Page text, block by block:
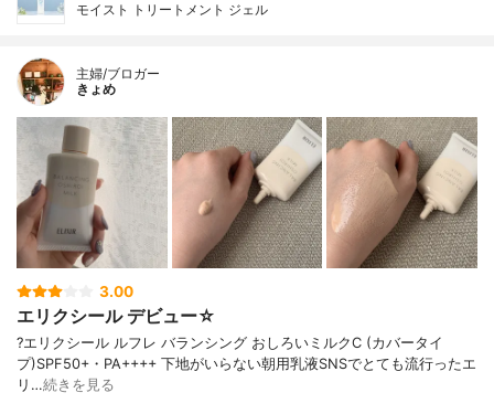
モイスト トリートメント ジェル
主婦/ブロガー
きょめ
3.00
エリクシール デビュー☆
?エリクシール ルフレ バランシング おしろいミルクC (カバータイ
プ)SPF50+・PA++++ 下地がいらない朝用乳液SNSでとても流行ったエ
リ…続きを見る